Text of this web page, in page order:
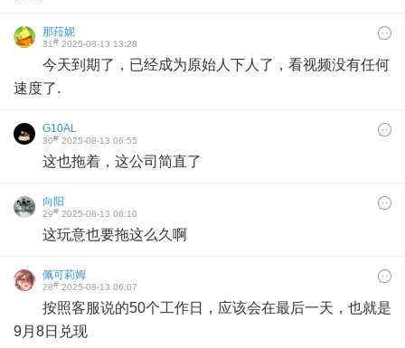
那菈妮
31# 2025-08-13 13:28
今天到期了，已经成为原始人下人了，看视频没有任何
速度了.
G10AL
30# 2025-08-13 06:55
这也拖着，这公司简直了
向阳
29# 2025-08-13 06:10
这玩意也要拖这么久啊
佩可莉姆
28# 2025-08-13 06:07
按照客服说的50个工作日，应该会在最后一天，也就是
9月8日兑现